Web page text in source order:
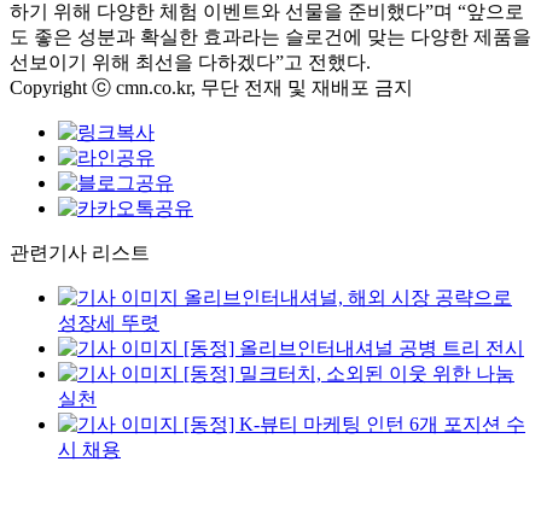
하기 위해 다양한 체험 이벤트와 선물을 준비했다”며 “앞으로
도 좋은 성분과 확실한 효과라는 슬로건에 맞는 다양한 제품을
선보이기 위해 최선을 다하겠다”고 전했다.
Copyright ⓒ cmn.co.kr, 무단 전재 및 재배포 금지
관련기사 리스트
올리브인터내셔널, 해외 시장 공략으로
성장세 뚜렷
[동정] 올리브인터내셔널 공병 트리 전시
[동정] 밀크터치, 소외된 이웃 위한 나눔
실천
[동정] K-뷰티 마케팅 인턴 6개 포지션 수
시 채용